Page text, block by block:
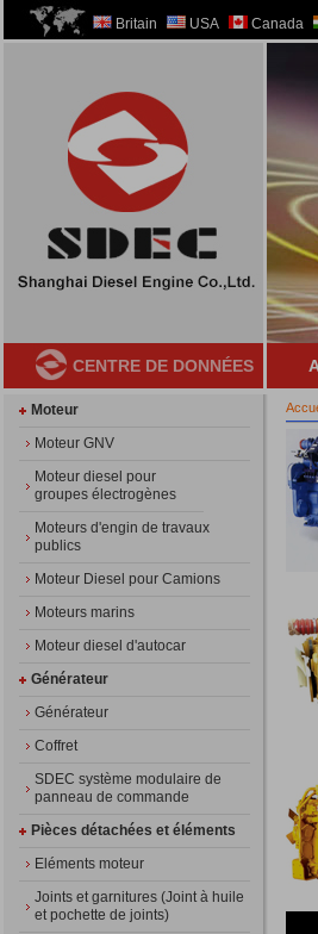
Britain USA Canada
CENTRE DE DONNÉES
Moteur
Moteur GNV
Moteur diesel pour
groupes électrogènes
Moteurs d'engin de travaux
publics
Moteur Diesel pour Camions
Moteurs marins
Moteur diesel d'autocar
Générateur
Générateur
Coffret
SDEC système modulaire de
panneau de commande
Pièces détachées et éléments
Eléments moteur
Joints et garnitures (Joint à huile
et pochette de joints)